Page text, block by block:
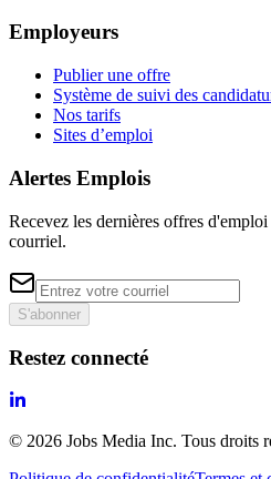
Employeurs
Publier une offre
Système de suivi des
Nos tarifs
Sites d’emploi
Alertes Emplois
Recevez les dernières offres
courriel.
S'abonner
Restez connecté
© 2026 Jobs Media Inc. Tous droits